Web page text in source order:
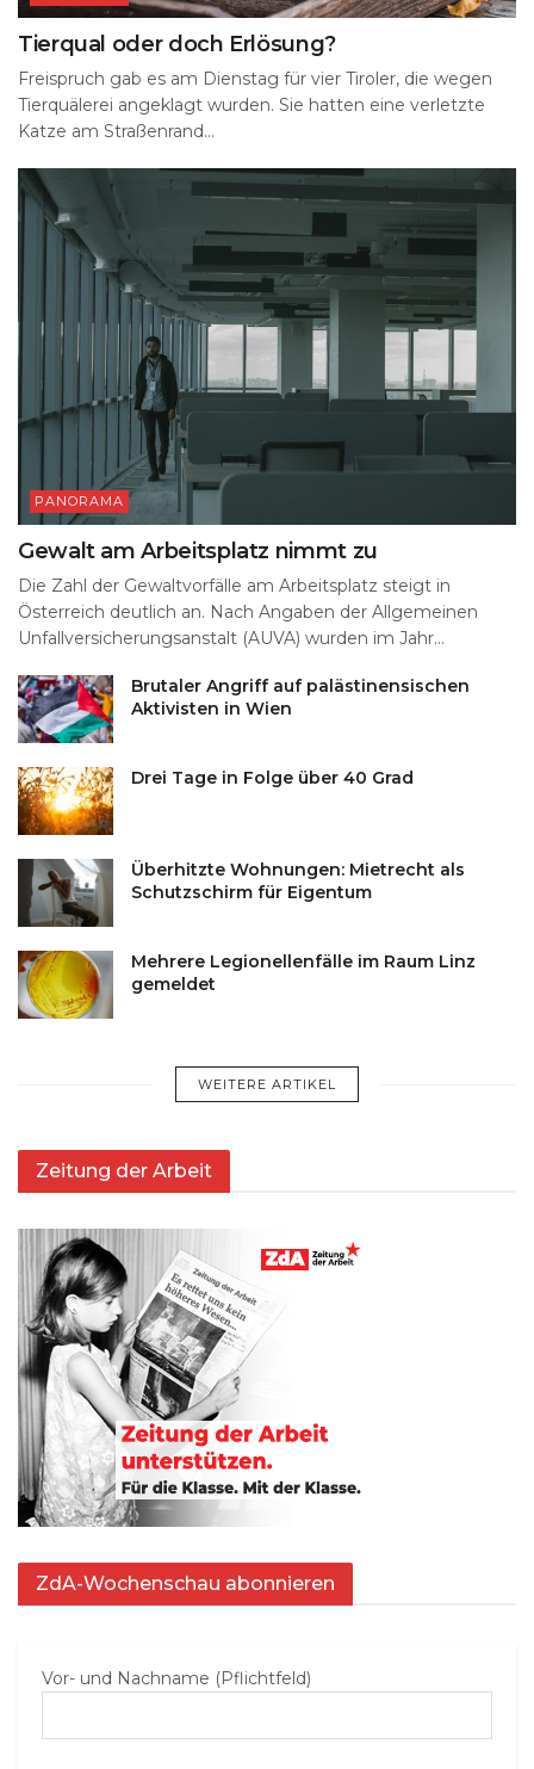
Tierqual oder doch Erlösung?
Freispruch gab es am Dienstag für vier Tiroler, die wegen
Tierquälerei angeklagt wurden. Sie hatten eine verletzte
Katze am Straßenrand...
PANORAMA
Gewalt am Arbeitsplatz nimmt zu
Die Zahl der Gewaltvorfälle am Arbeitsplatz steigt in
Österreich deutlich an. Nach Angaben der Allgemeinen
Unfallversicherungsanstalt (AUVA) wurden im Jahr...
Brutaler Angriff auf palästinensischen
Aktivisten in Wien
Drei Tage in Folge über 40 Grad
Überhitzte Wohnungen: Mietrecht als
Schutzschirm für Eigentum
Mehrere Legionellenfälle im Raum Linz
gemeldet
WEITERE ARTIKEL
Zeitung der Arbeit
ZdA-Wochenschau abonnieren
Vor- und Nachname (Pflichtfeld)